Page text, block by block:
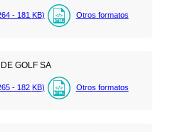
- 181 KB) Otros formatos
GOLF SA
- 182 KB) Otros formatos